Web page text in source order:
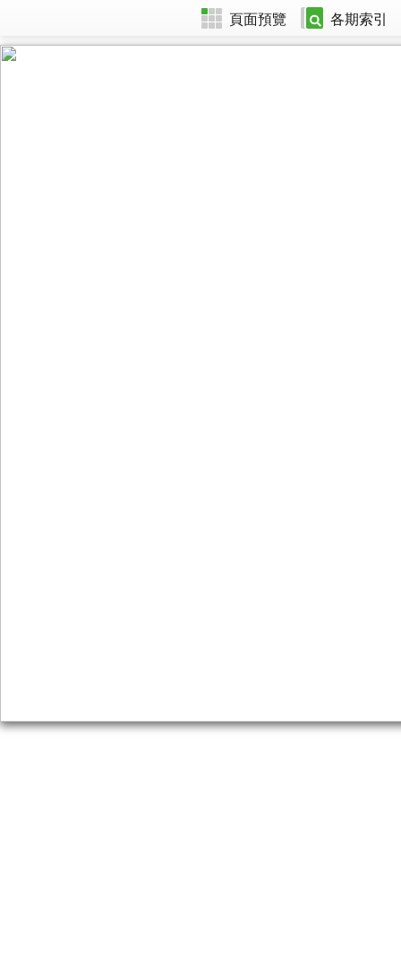
頁面預覽 各期索引